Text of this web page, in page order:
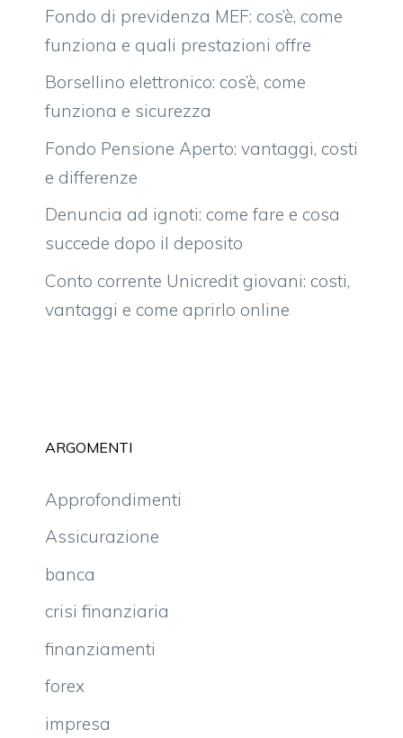
Fondo di previdenza MEF: cos’è, come
funziona e quali prestazioni offre
Borsellino elettronico: cos’è, come
funziona e sicurezza
Fondo Pensione Aperto: vantaggi, costi
e differenze
Denuncia ad ignoti: come fare e cosa
succede dopo il deposito
Conto corrente Unicredit giovani: costi,
vantaggi e come aprirlo online
ARGOMENTI
Approfondimenti
Assicurazione
banca
crisi finanziaria
finanziamenti
forex
impresa